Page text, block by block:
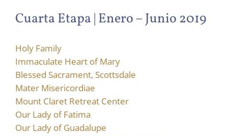
Cuarta Etapa | Enero – Junio 2019
Holy Family
Immaculate Heart of Mary
Blessed Sacrament, Scottsdale
Mater Misericordiae
Mount Claret Retreat Center
Our Lady of Fatima
Our Lady of Guadalupe